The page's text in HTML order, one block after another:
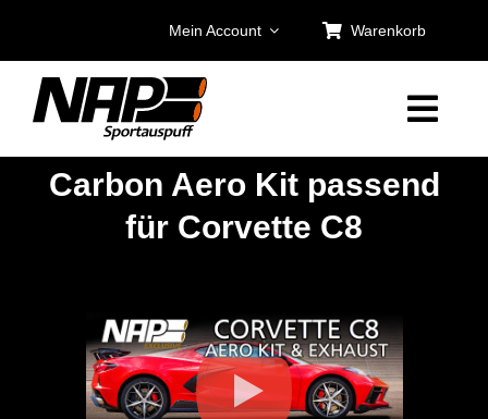
springen
Mein Account Warenkorb
Carbon Aero Kit passend
für Corvette C8